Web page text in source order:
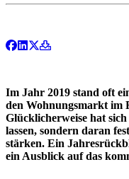
Im Jahr 2019 stand oft
den Wohnungsmarkt im
Glücklicherweise hat
lassen, sondern daran
stärken. Ein
ein Ausblick auf das